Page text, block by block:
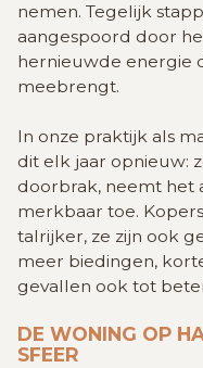
nemen. Tegelijk
aangespoord door
hernieuwde energie
meebrengt.
In onze praktijk als
dit elk jaar opnieuw:
doorbrak, neemt het
merkbaar toe.
talrijker, ze zijn ook
meer biedingen,
gevallen ook tot
DE WONING OP
SFEER